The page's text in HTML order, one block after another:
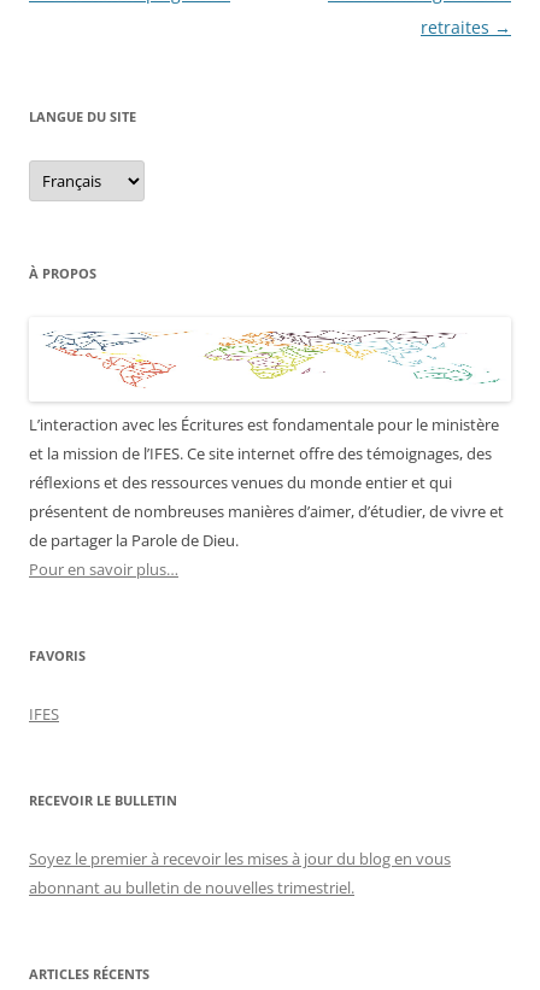
retraites →
LANGUE DU SITE
Langue
du
site
À PROPOS
L’interaction avec les Écritures est fondamentale pour le ministère
et la mission de l’IFES. Ce site internet offre des témoignages, des
réflexions et des ressources venues du monde entier et qui
présentent de nombreuses manières d’aimer, d’étudier, de vivre et
de partager la Parole de Dieu.
Pour en savoir plus…
FAVORIS
IFES
RECEVOIR LE BULLETIN
Soyez le premier à recevoir les mises à jour du blog en vous
abonnant au bulletin de nouvelles trimestriel.
ARTICLES RÉCENTS